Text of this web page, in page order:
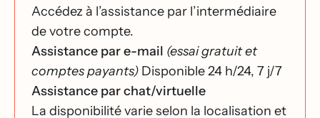
Accédez à l’assistance par l’intermédiaire
de votre compte.
Assistance par e-mail (essai gratuit et
comptes payants) Disponible 24 h/24, 7 j/7
Assistance par chat/virtuelle
La disponibilité varie selon la localisation et